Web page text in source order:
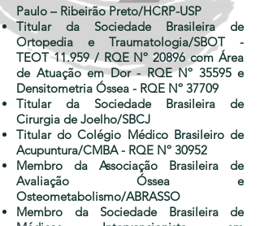
Paulo – Ribeirão Preto/HCRP-USP
Titular da Sociedade Brasileira de
Ortopedia e Traumatologia/SBOT -
TEOT 11.959 / RQE Nº 20896 com Área
de Atuação em Dor - RQE Nº 35595 e
Densitometria Óssea - RQE Nº 37709
Titular da Sociedade Brasileira de
Cirurgia de Joelho/SBCJ
Titular do Colégio Médico Brasileiro de
Acupuntura/CMBA - RQE Nº 30952
Membro da Associação Brasileira de
Avaliação Óssea e
Osteometabolismo/ABRASSO
Membro da Sociedade Brasileira de